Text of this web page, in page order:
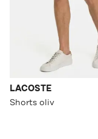
LACOSTE
Shorts oliv